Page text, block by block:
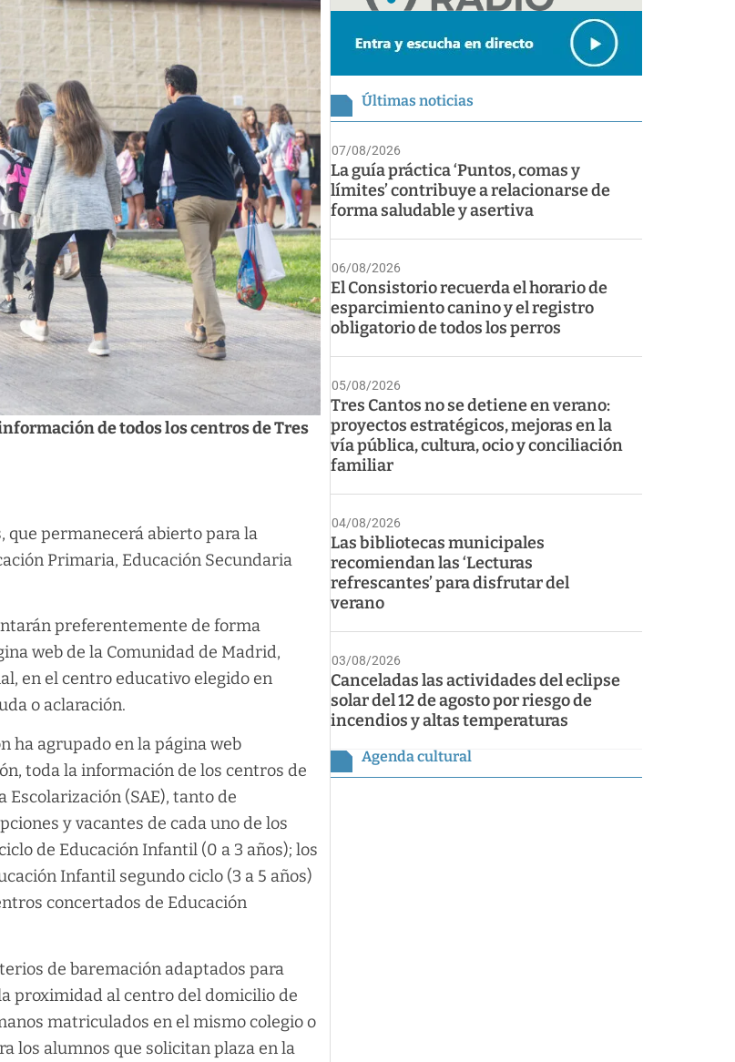
de todos los centros de Tres
que permanecerá abierto para la
Primaria, Educación Secundaria
preferentemente de forma
web de la Comunidad de Madrid,
en el centro educativo elegido en
o aclaración.
ha agrupado en la página web
toda la información de los centros de
Escolarización (SAE), tanto de
y vacantes de cada uno de los
de Educación Infantil (0 a 3 años); los
Infantil segundo ciclo (3 a 5 años)
concertados de Educación
de baremación adaptados para
proximidad al centro del domicilio de
matriculados en el mismo colegio o
los alumnos que solicitan plaza en la
Últimas noticias
07/08/2026
La guía práctica ‘Puntos, comas y
límites’ contribuye a relacionarse de
forma saludable y asertiva
06/08/2026
El Consistorio recuerda el horario de
esparcimiento canino y el registro
obligatorio de todos los perros
05/08/2026
Tres Cantos no se detiene en verano:
proyectos estratégicos, mejoras en la
vía pública, cultura, ocio y conciliación
familiar
04/08/2026
Las bibliotecas municipales
recomiendan las ‘Lecturas
refrescantes’ para disfrutar del
verano
03/08/2026
Canceladas las actividades del eclipse
solar del 12 de agosto por riesgo de
incendios y altas temperaturas
Agenda cultural